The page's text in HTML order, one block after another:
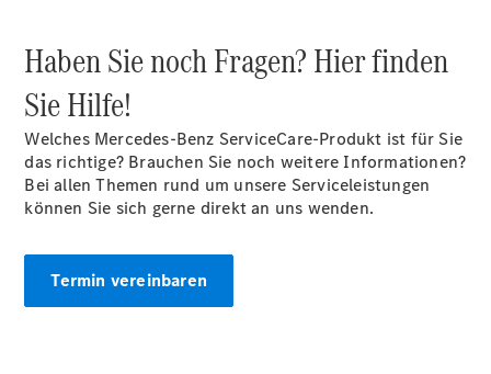
Reifen- und
Komplettradschutz
EU-
Transporter-
Service
Haben Sie noch Fragen? Hier finden
Sie Hilfe!
Welches Mercedes-Benz ServiceCare-Produkt ist für Sie
das richtige? Brauchen Sie noch weitere Informationen?
Bei allen Themen rund um unsere Serviceleistungen
können Sie sich gerne direkt an uns wenden.
Termin vereinbaren